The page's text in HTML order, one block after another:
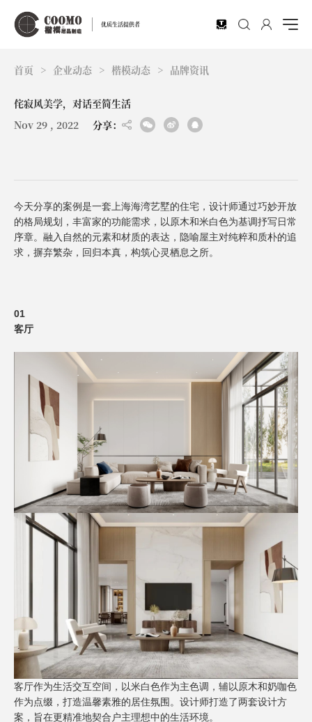
优质生活提供者
首页 > 企业动态 > 楷模动态 > 品牌资讯
侘寂风美学，对话至简生活
Nov 29 , 2022
分享：
今天分享的案例是一套上海海湾艺墅的住宅，设计师通过巧妙开放
的格局规划，丰富家的功能需求，以原木和米白色为基调抒写日常
序章。融入自然的元素和材质的表达，隐喻屋主对纯粹和质朴的追
求，摒弃繁杂，回归本真，构筑心灵栖息之所。
01
客厅
客厅作为生活交互空间，以米白色作为主色调，辅以原木和奶咖色
作为点缀，打造温馨素雅的居住氛围。设计师打造了两套设计方
案，旨在更精准地契合户主理想中的生活环境。